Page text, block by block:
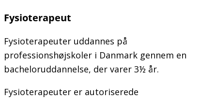
Fysioterapeut
Fysioterapeuter uddannes på
professionshøjskoler i Danmark gennem en
bacheloruddannelse, der varer 3½ år.
Fysioterapeuter er autoriserede